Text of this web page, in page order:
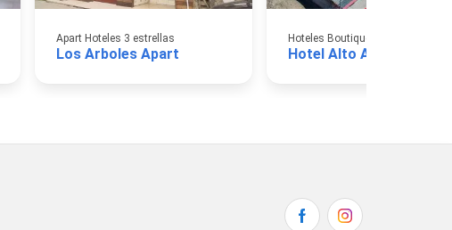
Apart Hoteles 3 estrellas
Los Arboles Apart
Hoteles Boutique
Hotel Alto Andino